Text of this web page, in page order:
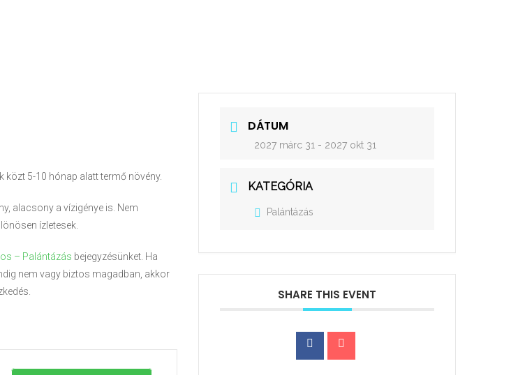
közt 5-10 hónap alatt termő növény.
alacsony a vízigénye is. Nem
ízletesek.
– Palántázás bejegyzésünket. Ha
nem vagy biztos magadban, akkor
DÁTUM
2027 márc 31 - 2027 okt 31
KATEGÓRIA
Palántázás
SHARE THIS EVENT